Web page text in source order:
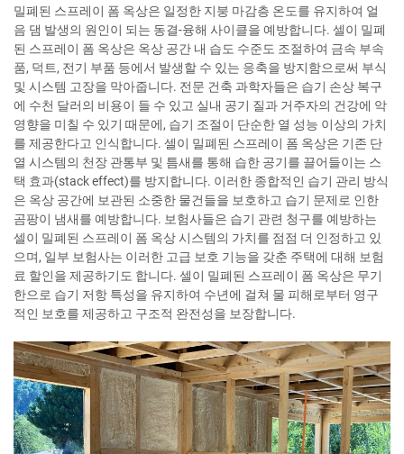
밀폐된 스프레이 폼 옥상은 일정한 지붕 마감층 온도를 유지하여 얼
음 댐 발생의 원인이 되는 동결-융해 사이클을 예방합니다. 셀이 밀폐
된 스프레이 폼 옥상은 옥상 공간 내 습도 수준도 조절하여 금속 부속
품, 덕트, 전기 부품 등에서 발생할 수 있는 응축을 방지함으로써 부식
및 시스템 고장을 막아줍니다. 전문 건축 과학자들은 습기 손상 복구
에 수천 달러의 비용이 들 수 있고 실내 공기 질과 거주자의 건강에 악
영향을 미칠 수 있기 때문에, 습기 조절이 단순한 열 성능 이상의 가치
를 제공한다고 인식합니다. 셀이 밀폐된 스프레이 폼 옥상은 기존 단
열 시스템의 천장 관통부 및 틈새를 통해 습한 공기를 끌어들이는 스
택 효과(stack effect)를 방지합니다. 이러한 종합적인 습기 관리 방식
은 옥상 공간에 보관된 소중한 물건들을 보호하고 습기 문제로 인한
곰팡이 냄새를 예방합니다. 보험사들은 습기 관련 청구를 예방하는
셀이 밀폐된 스프레이 폼 옥상 시스템의 가치를 점점 더 인정하고 있
으며, 일부 보험사는 이러한 고급 보호 기능을 갖춘 주택에 대해 보험
료 할인을 제공하기도 합니다. 셀이 밀폐된 스프레이 폼 옥상은 무기
한으로 습기 저항 특성을 유지하여 수년에 걸쳐 물 피해로부터 영구
적인 보호를 제공하고 구조적 완전성을 보장합니다.